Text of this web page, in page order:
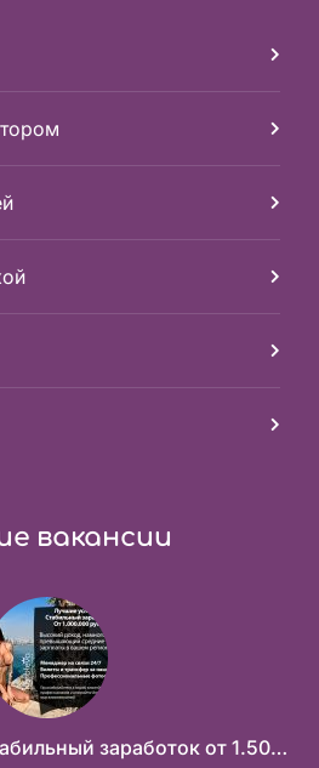
вакансии
Лучшие условия! Стабильный заработок от 1.500.000₽